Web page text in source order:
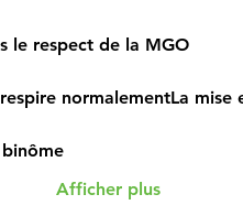
le respect de la MGO
normalementLa
Afficher plus